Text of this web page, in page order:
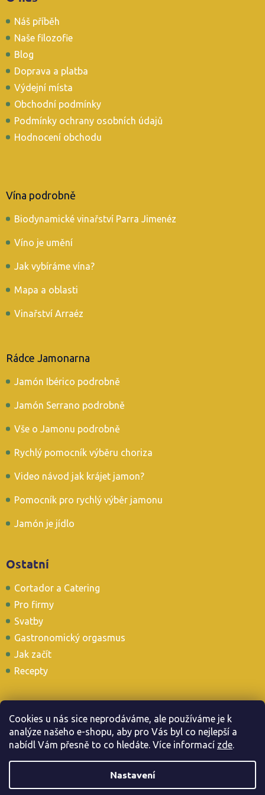
Cookies u nás sice neprodáváme, ale používáme je k
analýze našeho e-shopu, aby pro Vás byl co nejlepší a
nabídl Vám přesně to co hledáte. Více informací zde.
Nastavení
Náš příběh
Naše filozofie
Blog
Doprava a platba
Výdejní místa
Obchodní podmínky
Podmínky ochrany osobních údajů
Hodnocení obchodu
Vína podrobně
Biodynamické vinařství Parra Jimenéz
Víno je umění
Jak vybíráme vína?
Mapa a oblasti
Vinařství Arraéz
Rádce Jamonarna
Jamón Ibérico podrobně
Jamón Serrano podrobně
Vše o Jamonu podrobně
Rychlý pomocník výběru choriza
Video návod jak krájet jamon?
Pomocník pro rychlý výběr jamonu
Jamón je jídlo
Ostatní
Cortador a Catering
Pro firmy
Svatby
Gastronomický orgasmus
Jak začít
Recepty
Stavte se i u nás v Tapas Baru